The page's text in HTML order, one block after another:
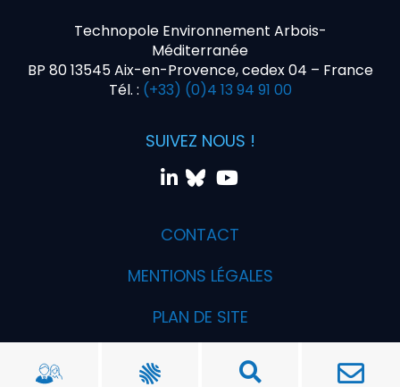
Technopole Environnement Arbois-
Méditerranée
BP 80 13545 Aix-en-Provence, cedex 04 – France
Tél. : (+33) (0)4 13 94 91 00
SUIVEZ NOUS !
CONTACT
MENTIONS LÉGALES
PLAN DE SITE